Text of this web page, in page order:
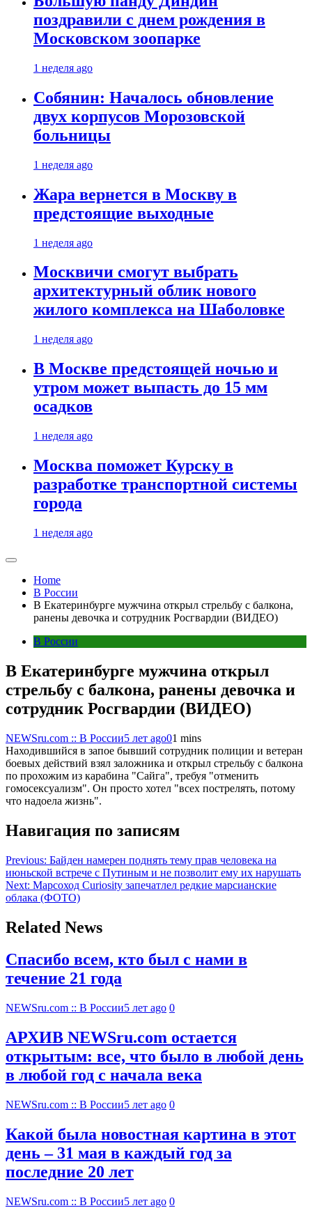
поздравили с днем рождения в
Московском зоопарке
1 неделя ago
Собянин: Началось обновление
двух корпусов Морозовской
больницы
1 неделя ago
Жара вернется в Москву в
предстоящие выходные
1 неделя ago
Москвичи смогут выбрать
архитектурный облик нового
жилого комплекса на Шаболовке
1 неделя ago
В Москве предстоящей ночью и
утром может выпасть до 15 мм
осадков
1 неделя ago
Москва поможет Курску в
разработке транспортной системы
города
1 неделя ago
Home
В России
В Екатеринбурге мужчина открыл стрельбу с балкона,
ранены девочка и сотрудник Росгвардии (ВИДЕО)
В России
В Екатеринбурге мужчина открыл
стрельбу с балкона, ранены девочка и
сотрудник Росгвардии (ВИДЕО)
NEWSru.com :: В России5 лет ago01 mins
Находившийся в запое бывший сотрудник полиции и ветеран
боевых действий взял заложника и открыл стрельбу с балкона
по прохожим из карабина "Сайга", требуя "отменить
гомосексуализм". Он просто хотел "всех пострелять, потому
что надоела жизнь".
Навигация по записям
Previous: Байден намерен поднять тему прав человека на
июньской встрече с Путиным и не позволит ему их нарушать
Next: Марсоход Curiosity запечатлел редкие марсианские
облака (ФОТО)
Related News
Спасибо всем, кто был с нами в
течение 21 года
NEWSru.com :: В России5 лет ago 0
АРХИВ NEWSru.com остается
открытым: все, что было в любой день
в любой год с начала века
NEWSru.com :: В России5 лет ago 0
Какой была новостная картина в этот
день – 31 мая в каждый год за
последние 20 лет
NEWSru.com :: В России5 лет ago 0